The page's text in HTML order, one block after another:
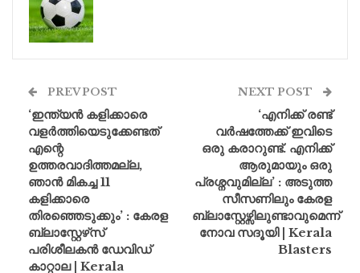
PREV POST
‘ഇന്ത്യൻ കളിക്കാരെ
വളർത്തിയെടുക്കേണ്ടത്
എന്റെ
ഉത്തരവാദിത്തമല്ല,
ഞാൻ മികച്ച 11
കളിക്കാരെ
തിരഞ്ഞെടുക്കും’ : കേരള
ബ്ലാസ്റ്റേഴ്‌സ്
പരിശീലകൻ ഡേവിഡ്
കാറ്റാല | Kerala
NEXT POST
‘എനിക്ക് രണ്ട്
വർഷത്തേക്ക് ഇവിടെ
ഒരു കരാറുണ്ട്. എനിക്ക്
ആരുമായും ഒരു
പ്രശ്നവുമില്ല’ : അടുത്ത
സീസണിലും കേരള
ബ്ലാസ്റ്റേഴ്സിലുണ്ടാവുമെന്ന്
നോവ സദൂയി | Kerala
Blasters